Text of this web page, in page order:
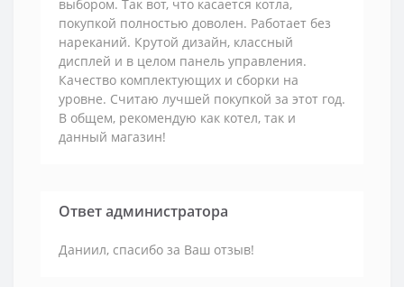
выбором. Так вот, что касается котла,
покупкой полностью доволен. Работает без
нареканий. Крутой дизайн, классный
дисплей и в целом панель управления.
Качество комплектующих и сборки на
уровне. Считаю лучшей покупкой за этот год.
В общем, рекомендую как котел, так и
данный магазин!
Ответ администратора
Даниил, спасибо за Ваш отзыв!